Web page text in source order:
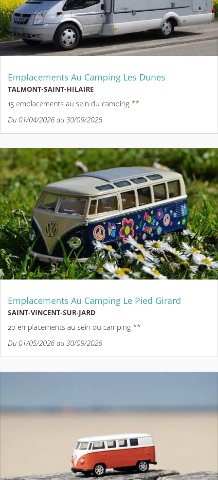
Emplacements Au Camping Les Dunes
TALMONT-SAINT-HILAIRE
15 emplacements au sein du camping **
Du 01/04/2026 au 30/09/2026
Emplacements Au Camping Le Pied Girard
SAINT-VINCENT-SUR-JARD
20 emplacements au sein du camping **
Du 01/05/2026 au 30/09/2026